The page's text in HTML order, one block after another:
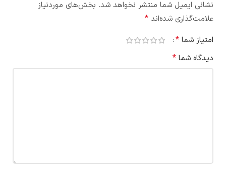
نشانی ایمیل شما منتشر نخواهد شد. بخش‌های موردنیاز
علامت‌گذاری شده‌اند *
امتیاز شما *
دیدگاه شما *